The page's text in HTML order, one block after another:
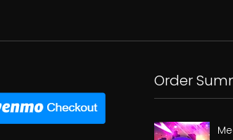
Order